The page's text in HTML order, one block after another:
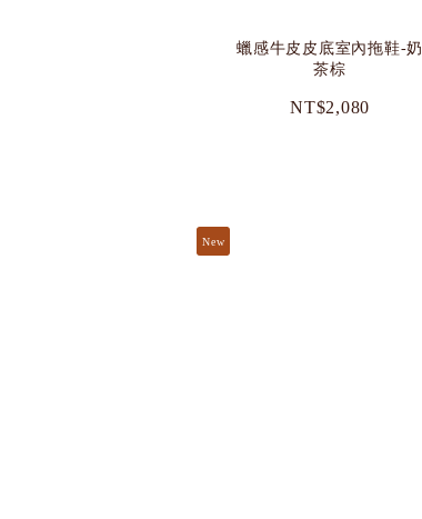
蠟感牛皮皮底室內拖鞋-奶
茶棕
NT$2,080
New